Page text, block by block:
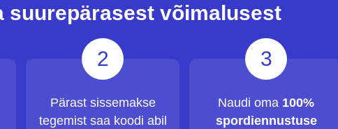
suurepärasest võimalusest
2
Pärast sissemakse
tegemist saa koodi abil
3
Naudi oma 100%
spordiennustuse